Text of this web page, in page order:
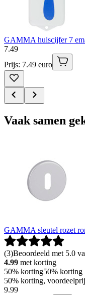
GAMMA huiscijfer 7
7.49
Prijs: 7.49 euro
Vaak samen
GAMMA sleutel rozet
(3)Beoordeeld met 5.0
4.99 met korting
50% korting50% korting
50% korting,
9.99